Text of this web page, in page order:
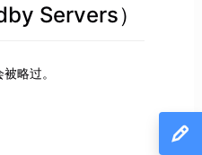
Servers）
略过。